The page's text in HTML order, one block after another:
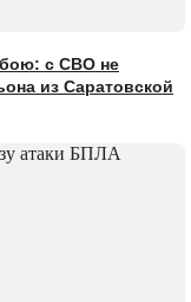
с СВО не
из Саратовской